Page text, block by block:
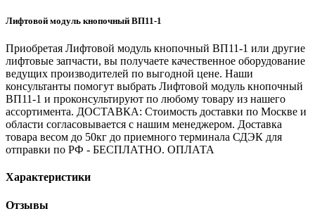
Лифтовой модуль кнопочный ВП11-1
Приобретая Лифтовой модуль кнопочный ВП11-1 или другие
лифтовые запчасти, вы получаете качественное оборудование
ведущих производителей по выгодной цене. Наши
консультанты помогут выбрать Лифтовой модуль кнопочный
ВП11-1 и проконсультируют по любому товару из нашего
ассортимента. ДОСТАВКА: Стоимость доставки по Москве и
области согласовывается с нашим менеджером. Доставка
товара весом до 50кг до приемного терминала СДЭК для
отправки по РФ - БЕСПЛАТНО. ОПЛАТА
Характеристики
Отзывы